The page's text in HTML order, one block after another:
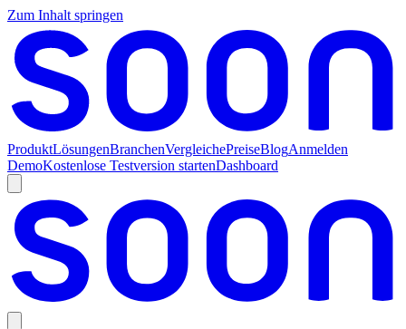
Zum Inhalt springen
ProduktLösungenBranchenVergleichePreiseBlogAnmelden
DemoKostenlose Testversion startenDashboard